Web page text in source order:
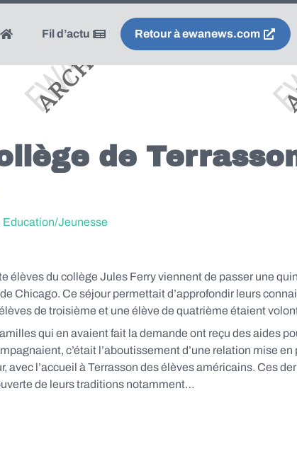
Fil d’actu Retour à ewanews.com
de
Education/Jeunesse
élèves du collège Jules Ferry viennent de passer une
Chicago. Ce séjour permettait d’approfondir leurs
de troisième et une élève de quatrième étaient
qui en avaient fait la demande ont reçu des aides
c’était l’aboutissement d’une relation mise
avec l’accueil à Terrasson des élèves américains. Ces
de leurs traditions notamment…